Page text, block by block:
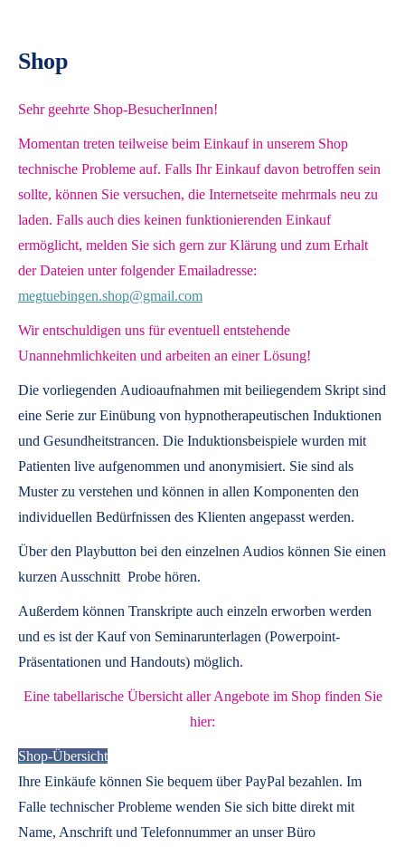
Shop
Sehr geehrte Shop-BesucherInnen!
Momentan treten teilweise beim Einkauf in unserem Shop
technische Probleme auf. Falls Ihr Einkauf davon betroffen sein
sollte, können Sie versuchen, die Internetseite mehrmals neu zu
laden. Falls auch dies keinen funktionierenden Einkauf
ermöglicht, melden Sie sich gern zur Klärung und zum Erhalt
der Dateien unter folgender Emailadresse:
megtuebingen.shop@gmail.com
Wir entschuldigen uns für eventuell entstehende
Unannehmlichkeiten und arbeiten an einer Lösung!
Die vorliegenden Audioaufnahmen mit beiliegendem Skript sind
eine Serie zur Einübung von hypnotherapeutischen Induktionen
und Gesundheitstrancen. Die Induktionsbeispiele wurden mit
Patienten live aufgenommen und anonymisiert. Sie sind als
Muster zu verstehen und können in allen Komponenten den
individuellen Bedürfnissen des Klienten angepasst werden.
Über den Playbutton bei den einzelnen Audios können Sie einen
kurzen Ausschnitt Probe hören.
Außerdem können Transkripte auch einzeln erworben werden
und es ist der Kauf von Seminarunterlagen (Powerpoint-
Präsentationen und Handouts) möglich.
Eine tabellarische Übersicht aller Angebote im Shop finden Sie
hier:
Shop-Übersicht
Ihre Einkäufe können Sie bequem über PayPal bezahlen. Im
Falle technischer Probleme wenden Sie sich bitte direkt mit
Name, Anschrift und Telefonnummer an unser Büro